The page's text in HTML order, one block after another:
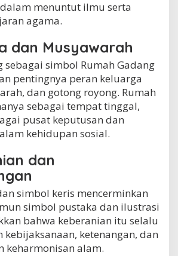
menuntut ilmu serta
agama.
dan Musyawarah
sebagai simbol Rumah Gadang
pentingnya peran keluarga
dan gotong royong. Rumah
sebagai tempat tinggal,
pusat keputusan dan
kehidupan sosial.
dan
simbol keris mencerminkan
simbol pustaka dan ilustrasi
bahwa keberanian itu selalu
kebijaksanaan, ketenangan, dan
keharmonisan alam.